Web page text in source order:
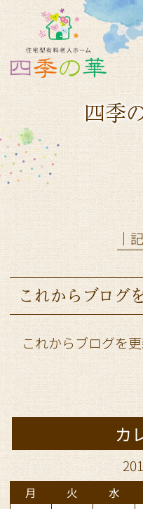
四季
│
これからブログ
これからブログを更
カ
月 火 水